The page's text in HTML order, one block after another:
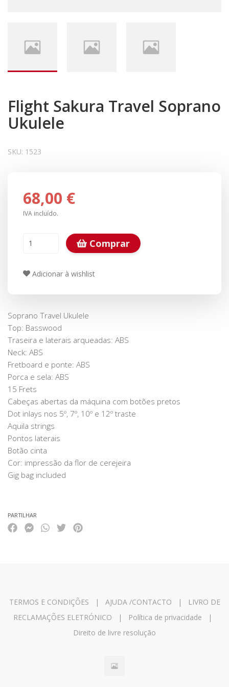
Flight Sakura Travel Soprano
Ukulele
SKU: 1523
68,00 €
IVA incluído.
Comprar
Adicionar à wishlist
Soprano Travel Ukulele
Top: Basswood
Traseira e laterais arqueadas: ABS
Neck: ABS
Fretboard e ponte: ABS
Porca e sela: ABS
15 Frets
Cabeças abertas da máquina com botões pretos
Dot inlays nos 5º, 7º, 10º e 12º traste
Aquila strings
Pontos laterais
Botão cinta
Cor: impressão da flor de cerejeira
Gig bag included
PARTILHAR
TERMOS E CONDIÇÕES | AJUDA /CONTACTO |
LIVRO DE
RECLAMAÇÕES ELETRÓNICO | Política de privacidade |
Direito de livre resolução